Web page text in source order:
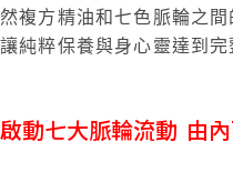
然複方精油和七色脈輪之間
讓純粹保養與身心靈達到
啟動七大脈輪流動 由